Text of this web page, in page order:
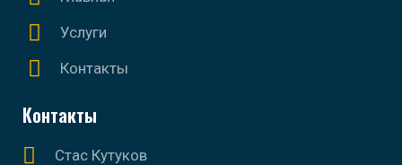
Услуги
Контакты
Контакты
Стас Кутуков